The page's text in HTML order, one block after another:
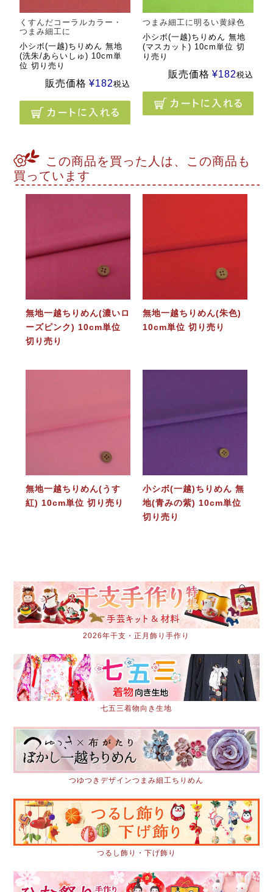
くすんだコーラルカラー・
つまみ細工に
小シボ(一越)ちりめん 無地
(洗朱/あらいしゅ) 10cm単
位 切り売り
販売価格 ¥182税込
つまみ細工に明るい黄緑色
小シボ(一越)ちりめん 無地
(マスカット) 10cm単位 切
り売り
販売価格 ¥182税込
この商品を買った人は、この商品も
買っています
無地一越ちりめん(濃いロ
ーズピンク) 10cm単位
切り売り
無地一越ちりめん(朱色)
10cm単位 切り売り
無地一越ちりめん(うす
紅) 10cm単位 切り売り
小シボ(一越)ちりめん 無
地(青みの紫) 10cm単位
切り売り
2026年干支・正月飾り手作り
七五三着物向き生地
つゆつきデザインつまみ細工ちりめん
つるし飾り・下げ飾り